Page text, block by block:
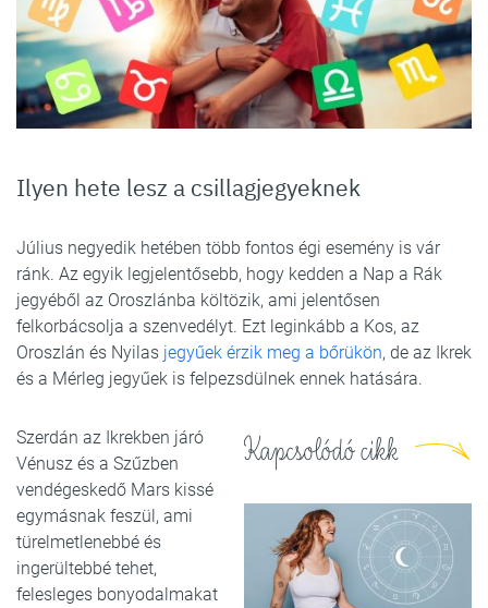
Ilyen hete lesz a csillagjegyeknek
Július negyedik hetében több fontos égi esemény is vár
ránk. Az egyik legjelentősebb, hogy kedden a Nap a Rák
jegyéből az Oroszlánba költözik, ami jelentősen
felkorbácsolja a szenvedélyt. Ezt leginkább a Kos, az
Oroszlán és Nyilas jegyűek érzik meg a bőrükön, de az Ikrek
és a Mérleg jegyűek is felpezsdülnek ennek hatására.
Kapcsolódó cikk
Szerdán az Ikrekben járó
Vénusz és a Szűzben
vendégeskedő Mars kissé
egymásnak feszül, ami
türelmetlenebbé és
ingerültebbé tehet,
felesleges bonyodalmakat